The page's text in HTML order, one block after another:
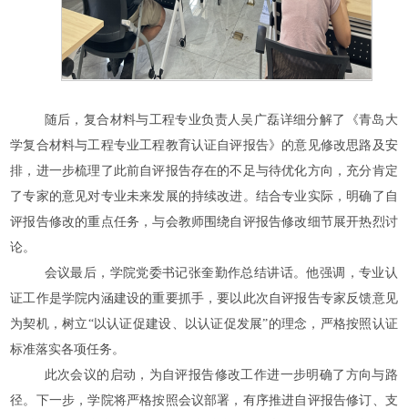
随后，复合材料与工程专业负责人吴广磊详细分解了《青岛大
学复合材料与工程专业工程教育认证自评报告》的意见修改思路及安
排，进一步梳理了此前自评报告存在的不足与待优化方向，充分肯定
了专家的意见对专业未来发展的持续改进。结合专业实际，明确了自
评报告修改的重点任务，与会教师围绕自评报告修改细节展开热烈讨
论。
会议最后，学院党委书记张奎勤作总结讲话。他强调，专业认
证工作是学院内涵建设的重要抓手，要以此次自评报告专家反馈意见
为契机，树立“以认证促建设、以认证促发展”的理念，严格按照认证
标准落实各项任务。
此次会议的启动，为自评报告修改工作进一步明确了方向与路
径。下一步，学院将严格按照会议部署，有序推进自评报告修订、支